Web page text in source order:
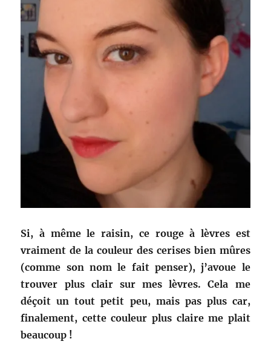
Si, à même le raisin, ce rouge à lèvres est
vraiment de la couleur des cerises bien mûres
(comme son nom le fait penser), j’avoue le
trouver plus clair sur mes lèvres. Cela me
déçoit un tout petit peu, mais pas plus car,
finalement, cette couleur plus claire me plait
beaucoup !